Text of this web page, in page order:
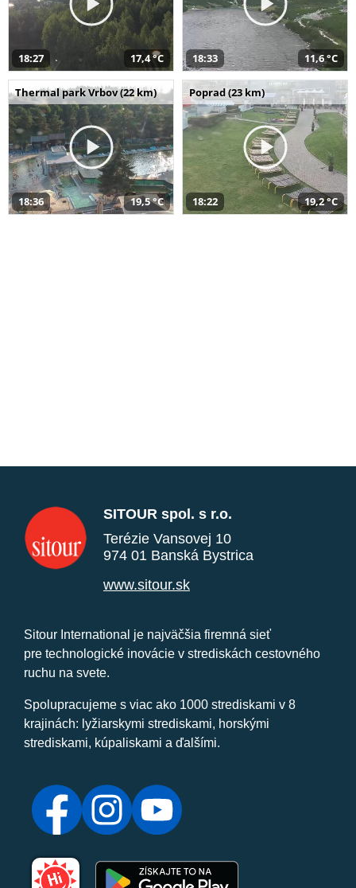
18:27 17,4 °C 18:33 11,6 °C
Thermal park Vrbov (22 km)
18:36 19,5 °C
Poprad (23 km)
18:22 19,2 °C
SITOUR spol. s r.o.
Terézie Vansovej 10
974 01 Banská Bystrica
www.sitour.sk
Sitour International je najväčšia firemná sieť
pre technologické inovácie v strediskách cestovného
ruchu na svete.
Spolupracujeme s viac ako 1000 strediskami v 8
krajinách: lyžiarskymi strediskami, horskými
strediskami, kúpaliskami a ďalšími.